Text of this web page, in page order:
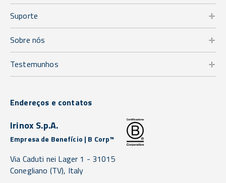
Suporte
Sobre nós
Testemunhos
Endereços e contatos
Irinox S.p.A.
Empresa de Benefício | B Corp™
Via Caduti nei Lager 1 - 31015
Conegliano (TV), Italy